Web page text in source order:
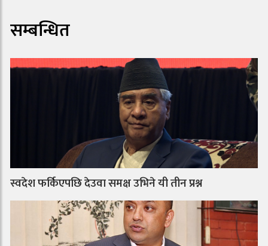
सम्बन्धित
स्वदेश फर्किएपछि देउवा समक्ष उभिने यी तीन प्रश्न